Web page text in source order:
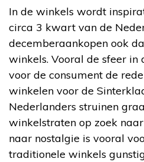
In de winkels wordt
circa 3 kwart van de
decemberaankopen ook
winkels. Vooral de sfeer in
voor de consument de
winkelen voor de
Nederlanders struinen
winkelstraten op zoek
naar nostalgie is vooral
traditionele winkels